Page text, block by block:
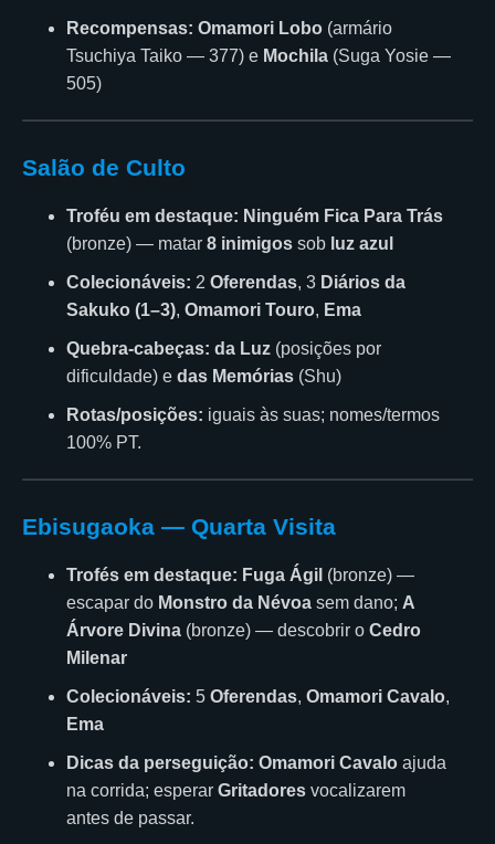
Recompensas: Omamori Lobo (armário
Tsuchiya Taiko — 377) e Mochila (Suga Yosie —
505)
Salão de Culto
Troféu em destaque: Ninguém Fica Para Trás
(bronze) — matar 8 inimigos sob luz azul
Colecionáveis: 2 Oferendas, 3 Diários da
Sakuko (1–3), Omamori Touro, Ema
Quebra-cabeças: da Luz (posições por
dificuldade) e das Memórias (Shu)
Rotas/posições: iguais às suas; nomes/termos
100% PT.
Ebisugaoka — Quarta Visita
Trofés em destaque: Fuga Ágil (bronze) —
escapar do Monstro da Névoa sem dano; A
Árvore Divina (bronze) — descobrir o Cedro
Milenar
Colecionáveis: 5 Oferendas, Omamori Cavalo,
Ema
Dicas da perseguição: Omamori Cavalo ajuda
na corrida; esperar Gritadores vocalizarem
antes de passar.